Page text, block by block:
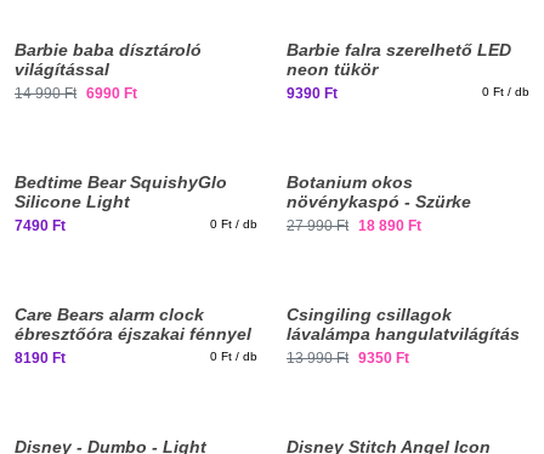
Barbie baba dísztároló
világítással
14 990 Ft 6990 Ft
Barbie falra szerelhető LED
neon tükör
9390 Ft 0 Ft / db
Bedtime Bear SquishyGlo
Silicone Light
hangulatvilágítás
7490 Ft 0 Ft / db
Botanium okos
növénykaspó - Szürke
27 990 Ft 18 890 Ft
Care Bears alarm clock
ébresztőóra éjszakai fénnyel
8190 Ft 0 Ft / db
Csingiling csillagok
lávalámpa hangulatvilágítás
13 990 Ft 9350 Ft
Disney - Dumbo - Light
Disney Stitch Angel Icon